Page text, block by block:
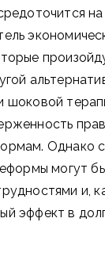
шоковой
Однако
могут
и,
эффект в